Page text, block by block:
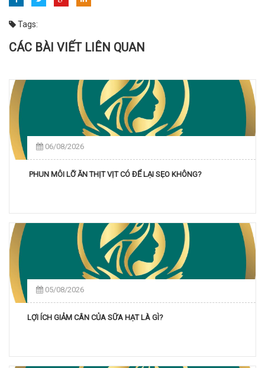
Tags:
CÁC BÀI VIẾT LIÊN QUAN
06/08/2026
PHUN MÔI LỠ ĂN THỊT VỊT CÓ ĐỂ LẠI SẸO KHÔNG?
05/08/2026
LỢI ÍCH GIẢM CÂN CỦA SỮA HẠT LÀ GÌ?